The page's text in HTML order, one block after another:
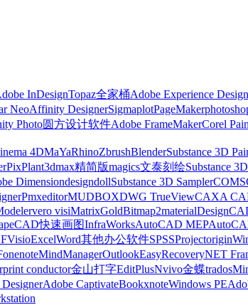
InDesignTopaz全家桶Adobe Experience Design
NeoAffinity DesignerSigmaplotPageMaker
Photo圆方设计软件Adobe FrameMakerCorel
4DMaYaRhinoZbrushBlenderSubstance 3D
PixPlant3dmax精简版magics文泰刻绘Substance
DimensiondesigndollSubstance 3D Sampler
PmxeditorMUDBOXDWG TrueViewCAXA
vero visiMatrixGoldBitmap2material
CAD快速画图InfraWorksAutoCAD MEP
VisioExcelWord其他办公软件SPSSProjectorigin
onenoteMindManagerOutlookEasyRecoveryNET
print conductor金山打字EditPlusNvivo金蝶trados
Adobe CaptivateBookxnoteWindows PE